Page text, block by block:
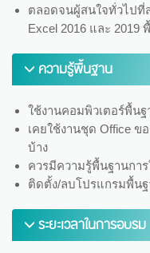
ตลอดจนผู้สนใจทั่วไปที่
Excel 2016 และ 2019
ความรู้พื้นฐาน
ใช้งานคอมพิวเตอร์พื้น
เคยใช้งานชุด Office ข
บ้าง
ควรมีความรู้พื้นฐานกา
ติดตั้ง/ลบโปรแกรมพื้น
ระยะเวลาในการอบรม